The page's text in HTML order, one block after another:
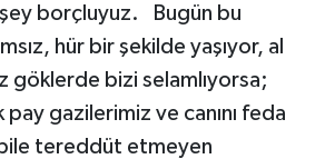
borçluyuz. Bugün bu
hür bir şekilde yaşıyor, al
göklerde bizi selamlıyorsa;
pay gazilerimiz ve canını feda
tereddüt etmeyen